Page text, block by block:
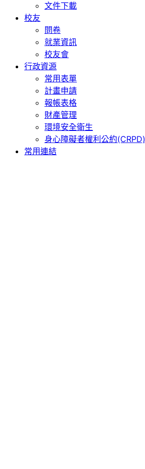
文件下載
校友
問卷
就業資訊
校友會
行政資源
常用表單
計畫申請
報帳表格
財產管理
環境安全衛生
身心障礙者權利公約(CRPD)
常用連結